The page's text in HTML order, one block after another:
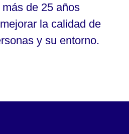
de 25 años
la calidad de
y su entorno.